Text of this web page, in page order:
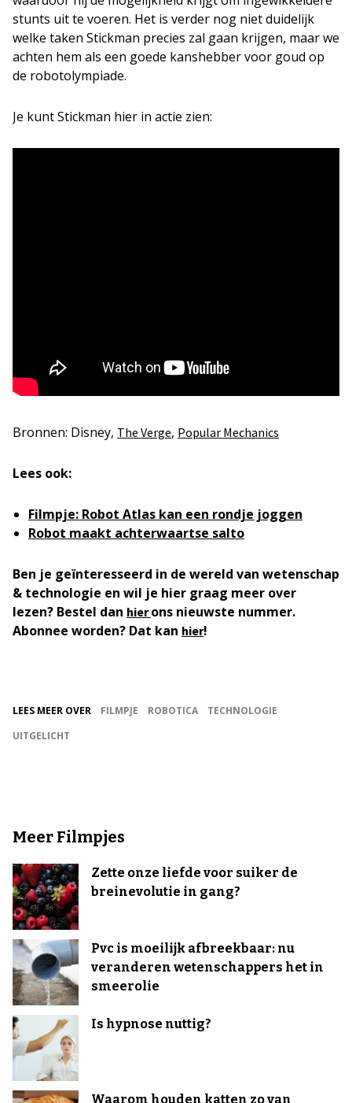
stunts uit te voeren. Het is verder nog niet duidelijk
welke taken Stickman precies zal gaan krijgen, maar we
achten hem als een goede kanshebber voor goud op
de robotolympiade.
Je kunt Stickman hier in actie zien:
Bronnen: Disney, The Verge, Popular Mechanics
Lees ook:
Filmpje: Robot Atlas kan een rondje joggen
Robot maakt achterwaartse salto
Ben je geïnteresseerd in de wereld van wetenschap
& technologie en wil je hier graag meer over
lezen? Bestel dan hierons nieuwste nummer.
Abonnee worden? Dat kan hier!
LEES MEER OVER FILMPJE ROBOTICA
TECHNOLOGIE
UITGELICHT
Meer Filmpjes
Zette onze liefde voor suiker de
breinevolutie in gang?
Pvc is moeilijk afbreekbaar: nu
veranderen wetenschappers het in
smeerolie
Is hypnose nuttig?
Waarom houden katten zo van